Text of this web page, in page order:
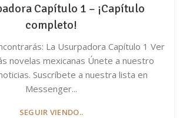
Capítulo 1 – ¡Capítulo
completo!
La Usurpadora Capítulo 1 Ver
novelas mexicanas Únete a nuestro
Suscríbete a nuestra lista en
Messenger...
SEGUIR VIENDO..